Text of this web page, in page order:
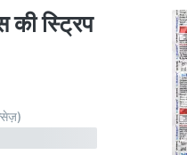
स्ट्रिप
)